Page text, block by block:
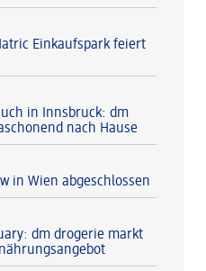
Einkaufspark feiert
in Innsbruck: dm
nach Hause
in Wien abgeschlossen
dm drogerie markt